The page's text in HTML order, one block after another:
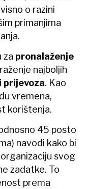
o razini
primanjima
za pronalaženje
najboljih
prijevoza. Kao
vremena,
korištenja.
45 posto
navodi kako bi
svog
zadatke. To
prema